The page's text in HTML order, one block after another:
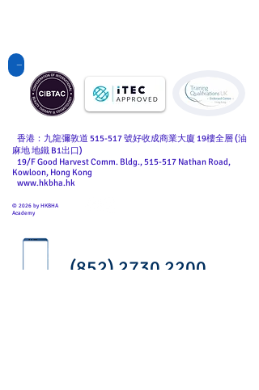
擊查看國際課程
香港：九龍彌敦道 515-517 號好收成商業大廈 19樓全層 (油
麻地 地鐵 B1出口)
19/F Good Harvest Comm. Bldg., 515-517 Nathan Road,
Kowloon, Hong Kong
www.hkbha.hk
© 2026 by HKBHA
Academy
(852) 2730 2200